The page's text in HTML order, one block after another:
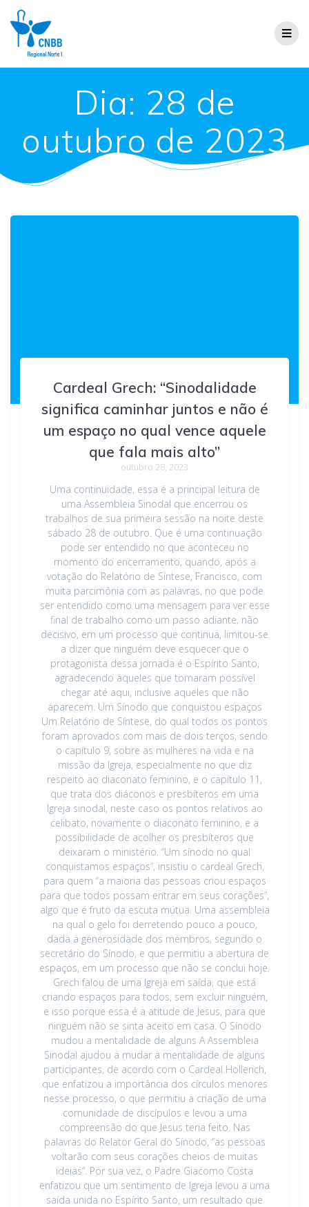
Dia: 28 de
outubro de 2023
Cardeal Grech: “Sinodalidade
significa caminhar juntos e não é
um espaço no qual vence aquele
que fala mais alto”
outubro 28, 2023
Uma continuidade, essa é a principal leitura de
uma Assembleia Sinodal que encerrou os
trabalhos de sua primeira sessão na noite deste
sábado 28 de outubro. Que é uma continuação
pode ser entendido no que aconteceu no
momento do encerramento, quando, após a
votação do Relatório de Síntese, Francisco, com
muita parcimônia com as palavras, no que pode
ser entendido como uma mensagem para ver esse
final de trabalho como um passo adiante, não
decisivo, em um processo que continua, limitou-se
a dizer que ninguém deve esquecer que o
protagonista dessa jornada é o Espírito Santo,
agradecendo àqueles que tornaram possível
chegar até aqui, inclusive aqueles que não
aparecem. Um Sínodo que conquistou espaços
Um Relatório de Síntese, do qual todos os pontos
foram aprovados com mais de dois terços, sendo
o capítulo 9, sobre as mulheres na vida e na
missão da Igreja, especialmente no que diz
respeito ao diaconato feminino, e o capítulo 11,
que trata dos diáconos e presbíteros em uma
Igreja sinodal, neste caso os pontos relativos ao
celibato, novamente o diaconato feminino, e a
possibilidade de acolher os presbíteros que
deixaram o ministério. “Um sínodo no qual
conquistamos espaços“, insistiu o cardeal Grech,
para quem “a maioria das pessoas criou espaços
para que todos possam entrar em seus corações”,
algo que é fruto da escuta mútua. Uma assembleia
na qual o gelo foi derretendo pouco a pouco,
dada a generosidade dos membros, segundo o
secretário do Sínodo, e que permitiu a abertura de
espaços, em um processo que não se conclui hoje.
Grech falou de uma Igreja em saída, que está
criando espaços para todos, sem excluir ninguém,
e isso porque essa é a atitude de Jesus, para que
ninguém não se sinta aceito em casa. O Sínodo
mudou a mentalidade de alguns A Assembleia
Sinodal ajudou a mudar a mentalidade de alguns
participantes, de acordo com o Cardeal Hollerich,
que enfatizou a importância dos círculos menores
nesse processo, o que permitiu a criação de uma
comunidade de discípulos e levou a uma
compreensão do que Jesus teria feito. Nas
palavras do Relator Geral do Sínodo, “as pessoas
voltarão com seus corações cheios de muitas
ideias“. Por sua vez, o Padre Giacomo Costa
enfatizou que um sentimento de Igreja levou a uma
saída unida no Espírito Santo, um resultado que